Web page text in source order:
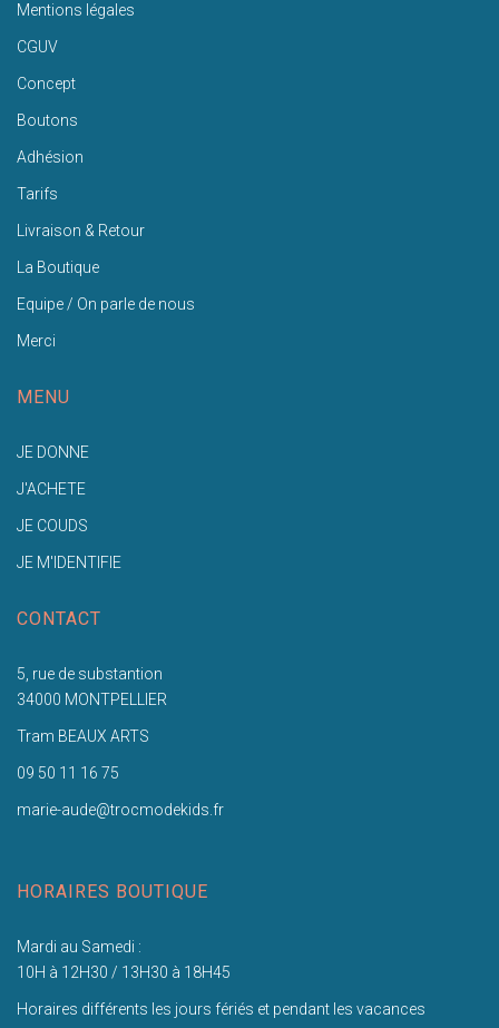
Mentions légales
CGUV
Concept
Boutons
Adhésion
Tarifs
Livraison & Retour
La Boutique
Equipe / On parle de nous
Merci
MENU
JE DONNE
J'ACHETE
JE COUDS
JE M'IDENTIFIE
CONTACT
5, rue de substantion
34000 MONTPELLIER
Tram BEAUX ARTS
09 50 11 16 75
marie-aude@trocmodekids.fr
HORAIRES BOUTIQUE
Mardi au Samedi :
10H à 12H30 / 13H30 à 18H45
Horaires différents les jours fériés et pendant les vacances